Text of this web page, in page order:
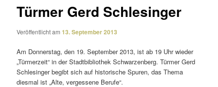
Türmer Gerd Schlesinger
Veröffentlicht am13. September 2013
Am Donnerstag, den 19. September 2013, ist ab 19 Uhr wieder
„Türmerzeit“ in der Stadtbibliothek Schwarzenberg. Türmer Gerd
Schlesinger begibt sich auf histo­ri­sche Spuren, das Thema
diesmal ist „Alte, verges­sene Berufe“.